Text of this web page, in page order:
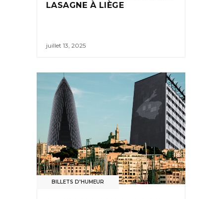
LASAGNE À LIÈGE
juillet 13, 2025
BILLETS D'HUMEUR